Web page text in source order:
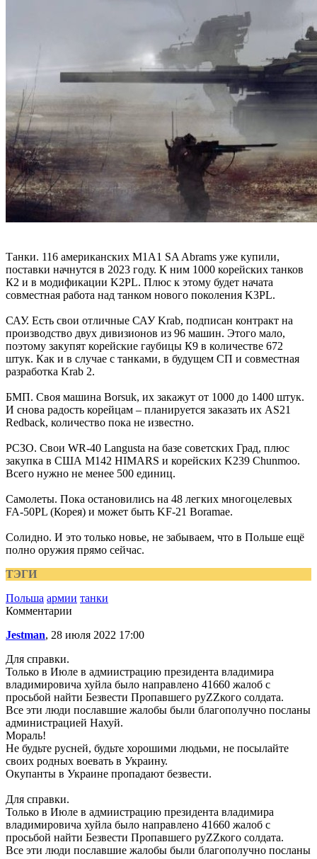
Танки. 116 американских M1A1 SA Abrams уже купили,
поставки начнутся в 2023 году. К ним 1000 корейских танков
К2 и в модификации K2PL. Плюс к этому будет начата
совместная работа над танком нового поколения K3PL.
САУ. Есть свои отличные САУ Krab, подписан контракт на
производство двух дивизионов из 96 машин. Этого мало,
поэтому закупят корейские гаубицы К9 в количестве 672
штук. Как и в случае с танками, в будущем СП и совместная
разработка Krab 2.
БМП. Своя машина Borsuk, их закажут от 1000 до 1400 штук.
И снова радость корейцам – планируется заказать их AS21
Redback, количество пока не известно.
РСЗО. Свои WR-40 Langusta на базе советских Град, плюс
закупка в США M142 HIMARS и корейских K239 Chunmoo.
Всего нужно не менее 500 единиц.
Самолеты. Пока остановились на 48 легких многоцелевых
FA-50PL (Корея) и может быть KF-21 Boramae.
Солидно. И это только новье, не забываем, что в Польше ещё
полно оружия прямо сейчас.
ТЭГИ
Польша армии танки
Комментарии
Jestman, 28 июля 2022 17:00
Для справки.
Только в Июле в адмиистрацию президента владимира
владимировича хуйла было направлено 41660 жалоб с
просьбой найти Безвести Пропавшего руZZкого солдата.
Все эти люди пославшие жалобы были благополучно посланы
администрацией Нахуй.
Мораль!
Не будьте русней, будьте хорошими людьми, не посылайте
своих родных воевать в Украину.
Окупанты в Украине пропадают безвести.
Для справки.
Только в Июле в адмиистрацию президента владимира
владимировича хуйла было направлено 41660 жалоб с
просьбой найти Безвести Пропавшего руZZкого солдата.
Все эти люди пославшие жалобы были благополучно посланы